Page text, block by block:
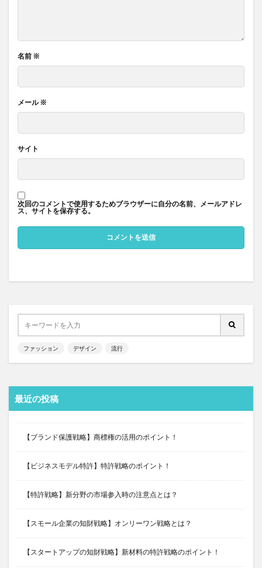
名前 ※
メール※
サイト
次回のコメントで使用するためブラウザーに自分の名前、メールアドレ
ス、サイトを保存する。
ファッション デザイン 流行
最近の投稿
【ブランド保護戦略】商標権の活用のポイント！
【ビジネスモデル特許】特許戦略のポイント！
【特許戦略】新分野の市場参入時の注意点とは？
【スモール企業の知財戦略】オンリーワン戦略とは？
【スタートアップの知財戦略】新材料の特許戦略のポイント！